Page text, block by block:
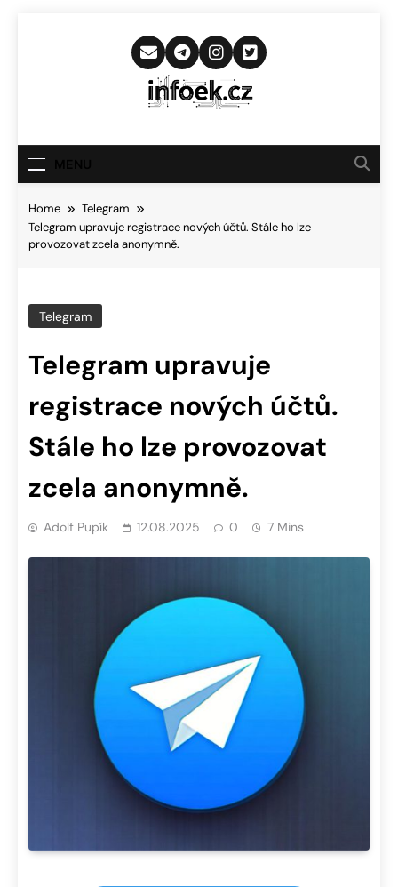
Infoek.cz
Novinkám
Home
Telegram
Telegram upravuje registrace nových účtů. Stále ho lze
provozovat zcela anonymně.
Telegram
Telegram upravuje
registrace nových účtů.
Stále ho lze provozovat
zcela anonymně.
Adolf Pupík 12.08.2025 0 7 Mins